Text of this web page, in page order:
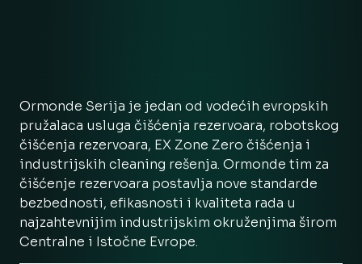
Ormonde Serija je jedan od vodećih evropskih
pružalaca usluga čišćenja rezervoara, robotskog
čišćenja rezervoara, EX Zone Zero čišćenja i
industrijskih cleaning rešenja. Ormonde tim za
čišćenje rezervoara postavlja nove standarde
bezbednosti, efikasnosti i kvaliteta rada u
najzahtevnijim industrijskim okruženjima širom
Centralne i Istočne Evrope.